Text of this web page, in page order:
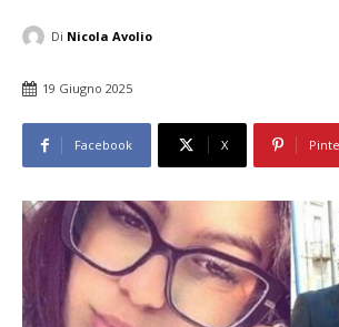
Di Nicola Avolio
19 Giugno 2025
Facebook X